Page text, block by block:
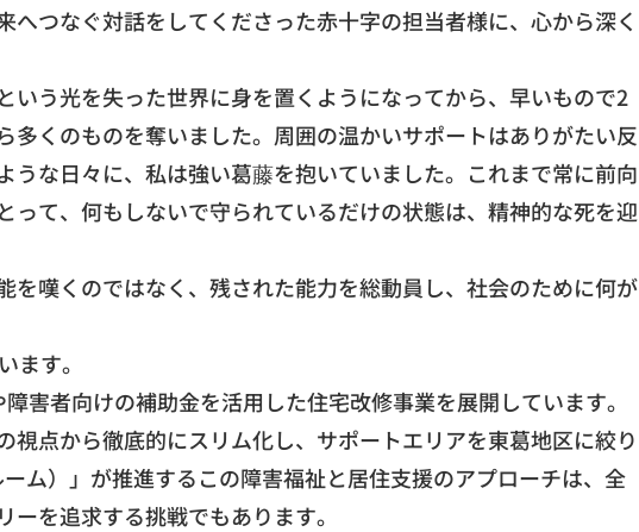
へつなぐ対話をしてくださった赤十字の担当者様に、心から深く
いう光を失った世界に身を置くようになってから、 早いもので2
多くのものを奪いました。 周囲の温かいサポートはありがたい反
うな日々に、私は強い葛藤を抱いていました。これまで常に前向
て、 何もしないで守られているだけの状態は、 精神的な死を迎
を嘆くのではなく、残された能力を総動員し、 社会のために何が
ます。
障害者向けの補助金を活用した住宅改修事業を展開しています。
視点から徹底的にスリム化し、 サポートエリアを東葛地区に絞り
ム）」 が推進するこの障害福祉と居住支援のアプローチは、 全
ーを追求する挑戦でもあります。